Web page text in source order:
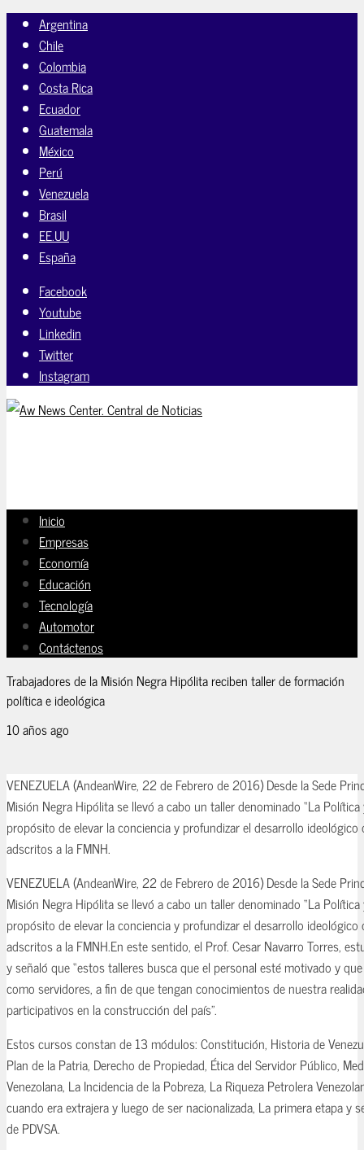
Argentina
Chile
Colombia
Costa Rica
Ecuador
Guatemala
México
Perú
Venezuela
Brasil
EE.UU
España
Facebook
Youtube
Linkedin
Twitter
Instagram
Inicio
Empresas
Economía
Educación
Tecnología
Automotor
Contáctenos
Trabajadores de la Misión Negra Hipólita reciben taller de formación
política e ideológica
10 años ago
VENEZUELA (AndeanWire, 22 de Febrero de 2016) Desde la Sede
Misión Negra Hipólita se llevó a cabo un taller denominado “La
propósito de elevar la conciencia y profundizar el desarrollo
adscritos a la FMNH.
VENEZUELA (AndeanWire, 22 de Febrero de 2016) Desde la Sede
Misión Negra Hipólita se llevó a cabo un taller denominado “La
propósito de elevar la conciencia y profundizar el desarrollo
adscritos a la FMNH.En este sentido, el Prof. Cesar Navarro Torres,
y señaló que “estos talleres busca que el personal esté motivado y
como servidores, a fin de que tengan conocimientos de nuestra
participativos en la construcción del país”.
Estos cursos constan de 13 módulos: Constitución, Historia de
Plan de la Patria, Derecho de Propiedad, Ética del Servidor Público,
Venezolana, La Incidencia de la Pobreza, La Riqueza Petrolera
cuando era extrajera y luego de ser nacionalizada, La primera etapa y
de PDVSA.